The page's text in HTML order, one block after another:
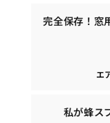
完全保存！窓
エ
私が蜂ス